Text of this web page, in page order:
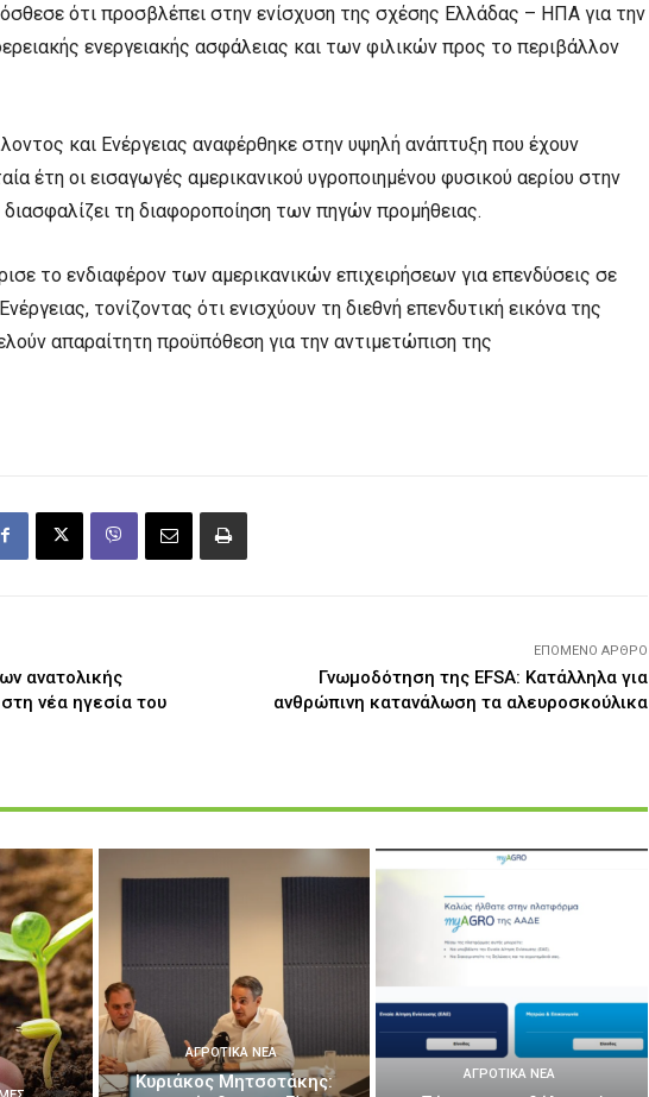
ότι προσβλέπει στην ενίσχυση της σχέσης Ελλάδας – ΗΠΑ για την
ενεργειακής ασφάλειας και των φιλικών προς το περιβάλλον
και Ενέργειας αναφέρθηκε στην υψηλή ανάπτυξη που έχουν
έτη οι εισαγωγές αμερικανικού υγροποιημένου φυσικού αερίου στην
τη διαφοροποίηση των πηγών προμήθειας.
το ενδιαφέρον των αμερικανικών επιχειρήσεων για επενδύσεις σε
τονίζοντας ότι ενισχύουν τη διεθνή επενδυτική εικόνα της
απαραίτητη προϋπόθεση για την αντιμετώπιση της
ανατολικής
νέα ηγεσία του
ΕΠΌΜΕΝΟ ΆΡΘΡΟ
Γνωμοδότηση της EFSA: Κατάλληλα για
ανθρώπινη κατανάλωση τα αλευροσκούλικα
ΑΓΡΟΤΙΚΆ ΝΈΑ
Κυριάκος Μητσοτάκης:
ΑΓΡΟΤΙΚΆ ΝΈΑ